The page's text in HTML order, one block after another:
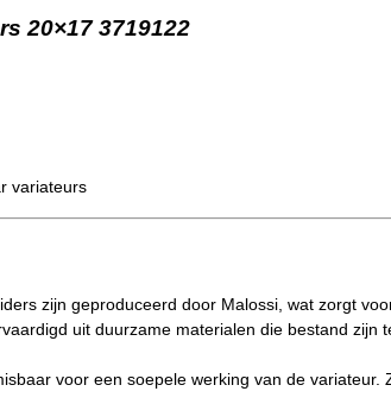
20×17 3719122
variateurs
zijn geproduceerd door Malossi, wat zorgt
uit duurzame materialen die bestand
voor een soepele werking van de